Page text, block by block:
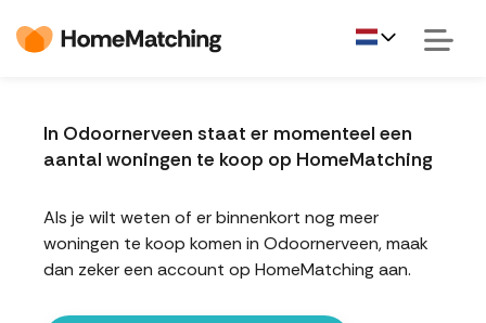
In Odoornerveen staat er momenteel een
aantal woningen te koop op HomeMatching
Als je wilt weten of er binnenkort nog meer
woningen te koop komen in Odoornerveen, maak
dan zeker een account op HomeMatching aan.